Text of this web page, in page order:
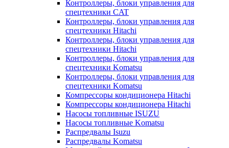
Контроллеры, блоки управления для
спецтехники CAT
Контроллеры, блоки управления для
спецтехники Hitachi
Контроллеры, блоки управления для
спецтехники Hitachi
Контроллеры, блоки управления для
спецтехники Komatsu
Контроллеры, блоки управления для
спецтехники Komatsu
Компрессоры кондиционера Hitachi
Компрессоры кондиционера Hitachi
Насосы топливные ISUZU
Насосы топливные Komatsu
Распредвалы Isuzu
Распредвалы Komatsu